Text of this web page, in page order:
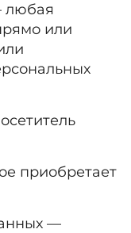
любая
или
приобретает
—